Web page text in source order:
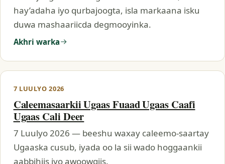
hay’adaha iyo qurbajoogta, isla markaana isku
duwa mashaariicda degmooyinka.
Akhri warka
7 LUULYO 2026
Caleemasaarkii Ugaas Fuaad Ugaas Caafi
Ugaas Cali Deer
7 Luulyo 2026 — beeshu waxay caleemo-saartay
Ugaaska cusub, iyada oo la sii wado hoggaankii
aabbihiis iyo awoowgiis.